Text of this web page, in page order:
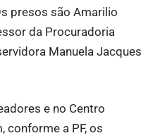
presos são Amarilio
da Procuradoria
Manuela Jacques
e no Centro
conforme a PF, os